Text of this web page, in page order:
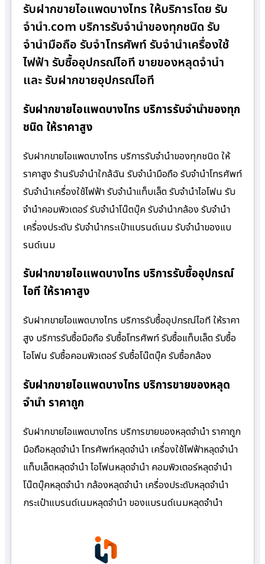
รับฝากขายไอแพดบางไทร ให้บริการโดย รับ
จํานํา.com บริการรับจำนำของทุกชนิด รับ
จำนำมือถือ รับจำโทรศัพท์ รับจำนำเครื่องใช้
ไฟฟ้า รับซื้ออุปกรณ์ไอที ขายของหลุดจำนำ
และ รับฝากขายอุปกรณ์ไอที
รับฝากขายไอแพดบางไทร บริการรับจำนำของทุก
ชนิด ให้ราคาสูง
รับฝากขายไอแพดบางไทร บริการรับจำนำของทุกชนิด ให้
ราคาสูง ร้านรับจํานําใกล้ฉัน รับจำนำมือถือ รับจำนำโทรศัพท์
รับจำนำเครื่องใช้ไฟฟ้า รับจำนำแท็บเล็ต รับจำนำไอโฟน รับ
จำนำคอมพิวเตอร์ รับจำนำโน๊ตบุ๊ค รับจำนำกล้อง รับจำนำ
เครื่องประดับ รับจำนำกระเป๋าแบรนด์เนม รับจำนำของแบ
รนด์เนม
รับฝากขายไอแพดบางไทร บริการรับซื้ออุปกรณ์
ไอที ให้ราคาสูง
รับฝากขายไอแพดบางไทร บริการรับซื้ออุปกรณ์ไอที ให้ราคา
สูง บริการรับซื้อมือถือ รับซื้อโทรศัพท์ รับซื้อแท็บเล็ต รับซื้อ
ไอโฟน รับซื้อคอมพิวเตอร์ รับซื้อโน๊ตบุ๊ค รับซื้อกล้อง
รับฝากขายไอแพดบางไทร บริการขายของหลุด
จำนำ ราคาถูก
รับฝากขายไอแพดบางไทร บริการขายของหลุดจำนำ ราคาถูก
มือถือหลุดจำนำ โทรศัพท์หลุดจำนำ เครื่องใช้ไฟฟ้าหลุดจำนำ
แท็บเล็ตหลุดจำนำ ไอโฟนหลุดจำนำ คอมพิวเตอร์หลุดจำนำ
โน๊ตบุ๊คหลุดจำนำ กล้องหลุดจำนำ เครื่องประดับหลุดจำนำ
กระเป๋าแบรนด์เนมหลุดจำนำ ของแบรนด์เนมหลุดจำนำ